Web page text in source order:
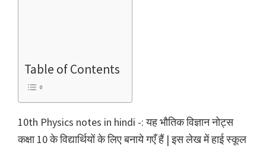
Table of Contents
10th Physics notes in hindi -: यह भौतिक विज्ञान नोट्स
कक्षा 10 के विद्यार्थियों के लिए बनाये गएँ हैं | इस लेख में हाई स्कूल